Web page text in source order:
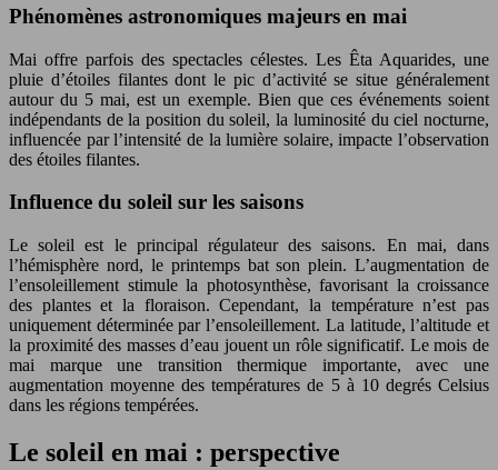
Phénomènes astronomiques majeurs en mai
Mai offre parfois des spectacles célestes. Les Êta Aquarides, une
pluie d’étoiles filantes dont le pic d’activité se situe généralement
autour du 5 mai, est un exemple. Bien que ces événements soient
indépendants de la position du soleil, la luminosité du ciel nocturne,
influencée par l’intensité de la lumière solaire, impacte l’observation
des étoiles filantes.
Influence du soleil sur les saisons
Le soleil est le principal régulateur des saisons. En mai, dans
l’hémisphère nord, le printemps bat son plein. L’augmentation de
l’ensoleillement stimule la photosynthèse, favorisant la croissance
des plantes et la floraison. Cependant, la température n’est pas
uniquement déterminée par l’ensoleillement. La latitude, l’altitude et
la proximité des masses d’eau jouent un rôle significatif. Le mois de
mai marque une transition thermique importante, avec une
augmentation moyenne des températures de 5 à 10 degrés Celsius
dans les régions tempérées.
Le soleil en mai : perspective